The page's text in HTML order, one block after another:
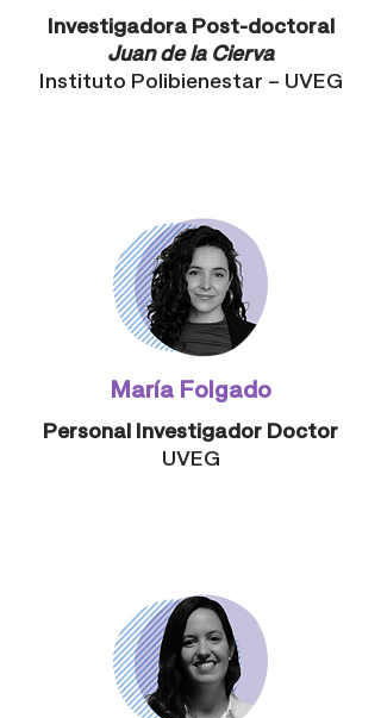
Investigadora Post-doctoral
Juan de la Cierva
Instituto Polibienestar – UVEG
María Folgado
Personal Investigador Doctor
UVEG